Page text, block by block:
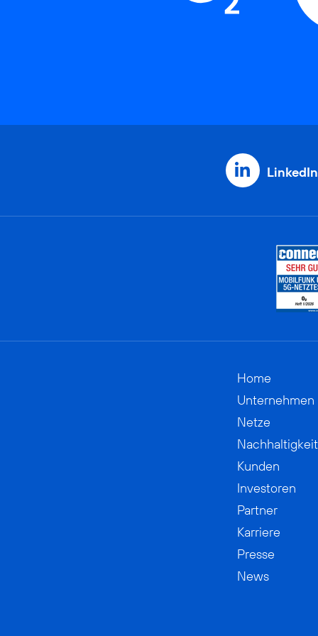
LinkedIn
Home
Unternehmen
Netze
Nachhaltigkeit
Kunden
Investoren
Partner
Karriere
Presse
News